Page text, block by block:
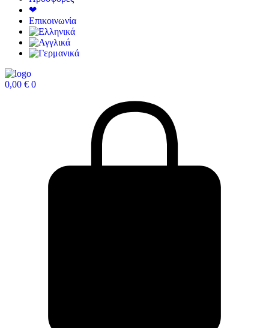
❤
Επικοινωνία
0,00 € 0